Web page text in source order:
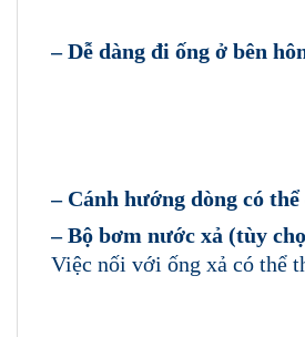
– Dễ dàng đi ống ở bên
– Cánh hướng dòng có
– Bộ bơm nước xả (tùy
Việc nối với ống xả có thể